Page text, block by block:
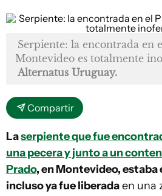
Serpiente: la encontrada en
Montevideo es totalmente
Alternatus Uruguay.
Compartir
Laserpiente que fue
una pecera y junto a un
Prado, en Montevideo,
incluso ya fue liberadaen una